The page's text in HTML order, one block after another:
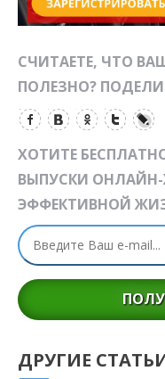
СЧИТАЕТЕ, ЧТО
ПОЛЕЗНО?
ХОТИТЕ
ВЫПУСКИ
ЭФФЕКТИВНОЙ
ДРУГИЕ